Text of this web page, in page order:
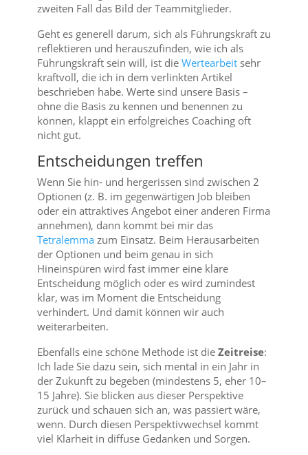
zweiten Fall das Bild der Teammitglieder.
Geht es generell darum, sich als Führungskraft zu
reflektieren und herauszufinden, wie ich als
Führungskraft sein will, ist dieWertearbeitsehr
kraftvoll, die ich in dem verlinkten Artikel
beschrieben habe. Werte sind unsere Basis –
ohne die Basis zu kennen und benennen zu
können, klappt ein erfolgreiches Coaching oft
nicht gut.
Entscheidungen treffen
Wenn Sie hin- und hergerissen sind zwischen 2
Optionen (z. B. im gegenwärtigen Job bleiben
oder ein attraktives Angebot einer anderen Firma
annehmen), dann kommt bei mir das
Tetralemmazum Einsatz. Beim Herausarbeiten
der Optionen und beim genau in sich
Hineinspüren wird fast immer eine klare
Entscheidung möglich oder es wird zumindest
klar, was im Moment die Entscheidung
verhindert. Und damit können wir auch
weiterarbeiten.
Ebenfalls eine schöne Methode ist dieZeitreise:
Ich lade Sie dazu sein, sich mental in ein Jahr in
der Zukunft zu begeben (mindestens 5, eher 10–
15 Jahre). Sie blicken aus dieser Perspektive
zurück und schauen sich an, was passiert wäre,
wenn. Durch diesen Perspektivwechsel kommt
viel Klarheit in diffuse Gedanken und Sorgen.